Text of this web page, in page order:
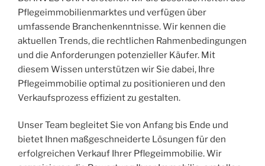
Pflegeimmobilienmarktes und verfügen über
umfassende Branchenkenntnisse. Wir kennen die
aktuellen Trends, die rechtlichen Rahmenbedingungen
und die Anforderungen potenzieller Käufer. Mit
diesem Wissen unterstützen wir Sie dabei, Ihre
Pflegeimmobilie optimal zu positionieren und den
Verkaufsprozess effizient zu gestalten.
Unser Team begleitet Sie von Anfang bis Ende und
bietet Ihnen maßgeschneiderte Lösungen für den
erfolgreichen Verkauf Ihrer Pflegeimmobilie. Wir